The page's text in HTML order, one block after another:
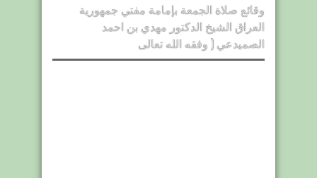
وقائع صلاة الجمعة بإمامة مفتي جمهورية
العراق الشيخ الدكتور مهدي بن احمد
الصميدعي ( وفقه الله تعالى